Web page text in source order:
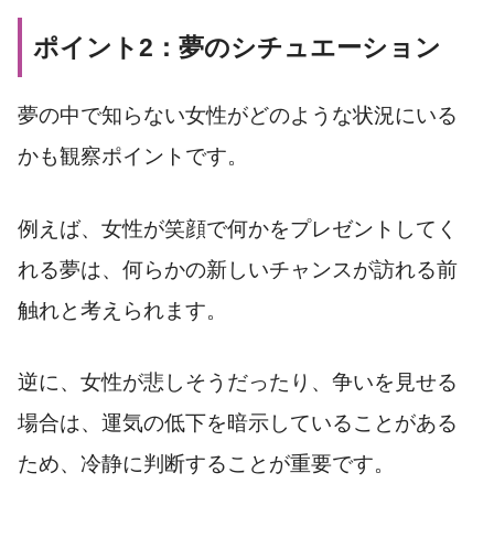
ポイント2：夢のシチュエーション
夢の中で知らない女性がどのような状況にいる
かも観察ポイントです。
例えば、女性が笑顔で何かをプレゼントしてく
れる夢は、何らかの新しいチャンスが訪れる前
触れと考えられます。
逆に、女性が悲しそうだったり、争いを見せる
場合は、運気の低下を暗示していることがある
ため、冷静に判断することが重要です。